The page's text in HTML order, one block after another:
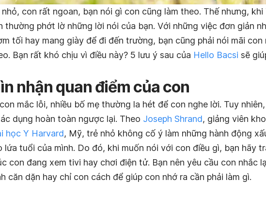
nhỏ, con rất ngoan, bạn nói gì con cũng làm theo. Thế nhưng, khi
thường phớt lờ những lời nói của bạn. Với những việc đơn giản
tối hay mang giày để đi đến trường, bạn cũng phải nói mãi con
Bạn rất khó chịu vì điều này? 5 lưu ý sau của Hello Bacsi sẽ
nhận quan điểm của con
mắc lỗi, nhiều bố mẹ thường la hét để con nghe lời. Tuy
dụng hoàn toàn ngược lại. Theo Joseph Shrand, giảng viên
học Y Harvard, Mỹ, trẻ nhỏ không cố ý làm những hành động
lứa tuổi của mình. Do đó, khi muốn nói với con điều gì, bạn hãy
con đang xem tivi hay chơi điện tử. Bạn nên yêu cầu con nhắc
căn dặn hay chỉ con cách để giúp con nhớ ra cần phải làm gì.